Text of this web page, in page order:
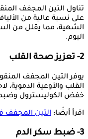
تناول التين المجفف
على نسبة عالية من
الشهية، مما يقلل من
اليوم.
2- تعزيز صحة القلب
يوفر التين المجفف
القلب والأوعية الدموية،
خفض الكوليسترول
اقرأ أيضًا: التين المجفف
3- ضبط سكر الدم